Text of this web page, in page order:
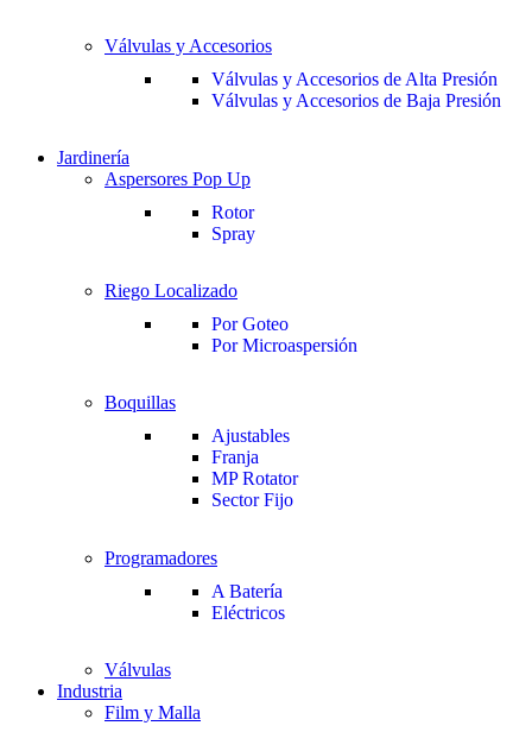
Válvulas y Accesorios
Válvulas y Accesorios de Alta Presión
Válvulas y Accesorios de Baja Presión
Jardinería
Aspersores Pop Up
Rotor
Spray
Riego Localizado
Por Goteo
Por Microaspersión
Boquillas
Ajustables
Franja
MP Rotator
Sector Fijo
Programadores
A Batería
Eléctricos
Válvulas
Industria
Film y Malla